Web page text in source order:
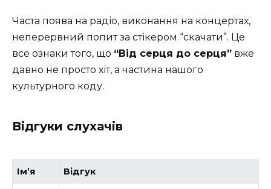
Часта поява на радіо, виконання на концертах,
неперервний попит за стікером “скачати”. Це
все ознаки того, що “Від серця до серця” вже
давно не просто хіт, а частина нашого
культурного коду.
Відгуки слухачів
Ім’я Відгук